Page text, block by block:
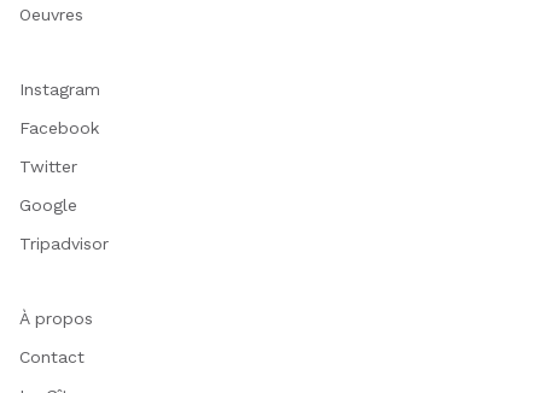
Oeuvres
Instagram
Facebook
Twitter
Google
Tripadvisor
À propos
Contact